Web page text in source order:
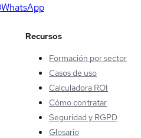
WhatsApp
Recursos
Formación por sector
Casos de uso
Calculadora ROI
Cómo contratar
Seguridad y RGPD
Glosario